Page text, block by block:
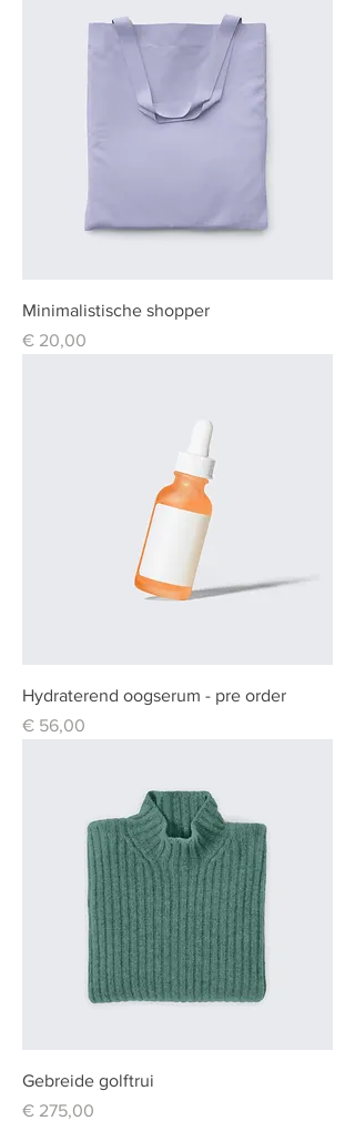
Minimalistische shopper
Prijs
€ 20,00
Hydraterend oogserum - pre order
Prijs
€ 56,00
Gebreide golftrui
Prijs
€ 275,00